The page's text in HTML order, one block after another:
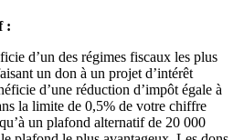
:
d’un des régimes fiscaux les plus
un don à un projet d’intérêt
d’une réduction d’impôt égale à
la limite de 0,5% de votre chiffre
un plafond alternatif de 20 000